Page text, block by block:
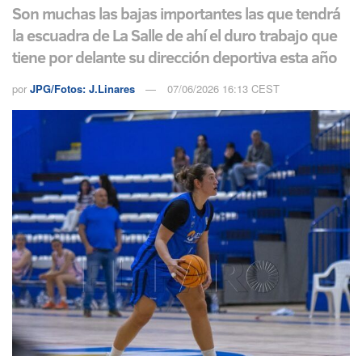
Son muchas las bajas importantes las que tendrá
la escuadra de La Salle de ahí el duro trabajo que
tiene por delante su dirección deportiva esta año
por JPG/Fotos: J.Linares 07/06/2026 16:13 CEST